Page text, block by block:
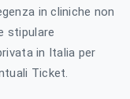
in cliniche non
stipulare
in Italia per
Ticket.